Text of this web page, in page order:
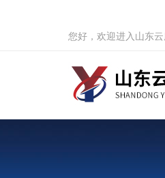
您好，欢迎进入山东